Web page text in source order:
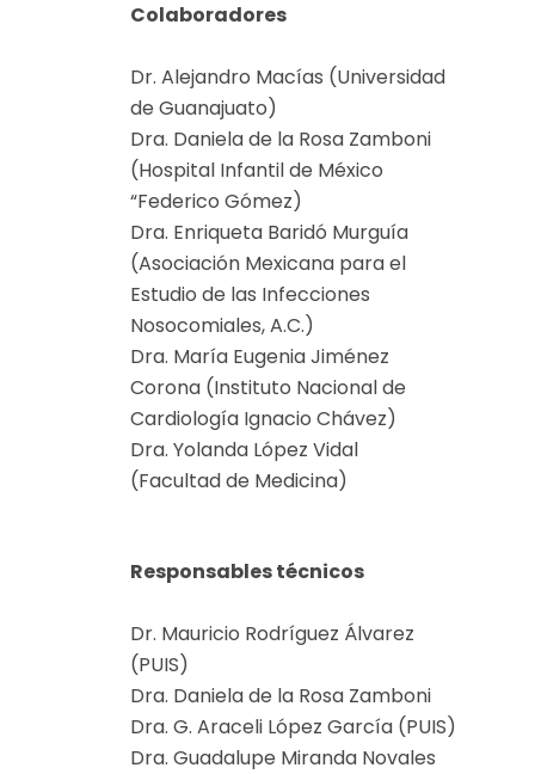
Colaboradores
Dr. Alejandro Macías (Universidad
de Guanajuato)
Dra. Daniela de la Rosa Zamboni
(Hospital Infantil de México
“Federico Gómez)
Dra. Enriqueta Baridó Murguía
(Asociación Mexicana para el
Estudio de las Infecciones
Nosocomiales, A.C.)
Dra. María Eugenia Jiménez
Corona (Instituto Nacional de
Cardiología Ignacio Chávez)
Dra. Yolanda López Vidal
(Facultad de Medicina)
Responsables técnicos
Dr. Mauricio Rodríguez Álvarez
(PUIS)
Dra. Daniela de la Rosa Zamboni
Dra. G. Araceli López García (PUIS)
Dra. Guadalupe Miranda Novales